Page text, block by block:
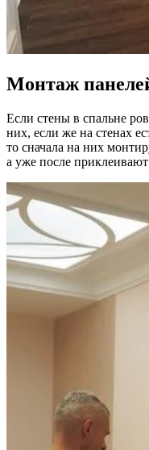
Монтаж
Если стены в спальне
них, если же на стенах
то сначала на них
а уже после